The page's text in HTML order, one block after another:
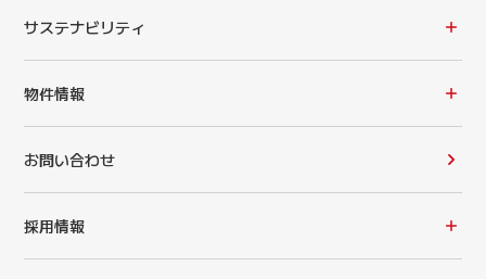
サステナビリティ
物件情報
お問い合わせ
採用情報